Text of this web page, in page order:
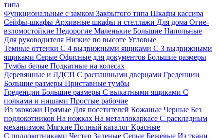
типа
Функциональные с замком Закрытого типа Шкафы кассира
Сейфы-шкафы Архивные шкафы и стеллажи Для дома Огне-
взломостойкие Недорогие Маленькие Большие Напольные
Для руководителя Низкие по высоте Угловые
Темные оттенки С 4 выдвижными ящиками С 3 выдвижными
ящиками Серые Офисные для документов Большие размеры
Тумбы белые Подкатные на колесах
Деревянные и ЛДСП С распашными дверцами Греденции
Большие размеры Приставные тумбы
Греденции Большие размеры С выкатными ящиками С
полками и нишами Простые рабочие
Из экокожи Прямые Для посетителей Кожаные Черные Без
подлокотников На ножках На металлокаркасе С раскладным
механизмом Мягкие Полный каталог Красные
С подлокотниками Честер Зеленые Серые Бежевые Из ткани